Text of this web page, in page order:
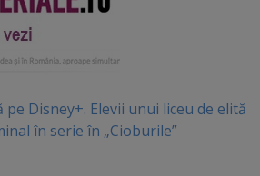
Disney+. Elevii unui liceu de elită
în serie în „Cioburile”